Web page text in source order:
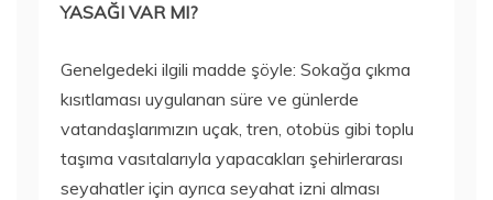
YASAĞI VAR MI?
Genelgedeki ilgili madde şöyle: Sokağa çıkma
kısıtlaması uygulanan süre ve günlerde
vatandaşlarımızın uçak, tren, otobüs gibi toplu
taşıma vasıtalarıyla yapacakları şehirlerarası
seyahatler için ayrıca seyahat izni alması